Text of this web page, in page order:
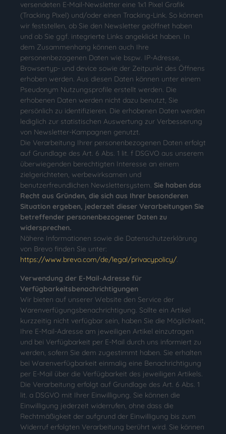
versendeten E-Mail-Newsletter eine 1x1 Pixel Grafik
(Tracking Pixel) und/oder einen Tracking-Link. So können
wir feststellen, ob Sie den Newsletter geöffnet haben
und ob Sie ggf. integrierte Links angeklickt haben. In
dem Zusammenhang können auch Ihre
personenbezogenen Daten wie bspw. IP-Adresse,
Browsertyp- und device sowie der Zeitpunkt des Öffnens
erhoben werden. Aus diesen Daten können unter einem
Pseudonym Nutzungsprofile erstellt werden. Die
erhobenen Daten werden nicht dazu benutzt, Sie
persönlich zu identifizieren. Die erhobenen Daten werden
lediglich zur statistischen Auswertung zur Verbesserung
von Newsletter-Kampagnen genutzt.
Die Verarbeitung Ihrer personenbezogenen Daten erfolgt
auf Grundlage des Art. 6 Abs. 1 lit. f DSGVO aus unserem
überwiegenden berechtigten Interesse an einem
zielgerichteten, werbewirksamen und
benutzerfreundlichen Newslettersystem. Sie haben das
Recht aus Gründen, die sich aus Ihrer besonderen
Situation ergeben, jederzeit dieser Verarbeitungen Sie
betreffender personenbezogener Daten zu
widersprechen.
Nähere Informationen sowie die Datenschutzerklärung
von Brevo finden Sie unter:
https://www.brevo.com/de/legal/privacypolicy/.
Verwendung der E-Mail-Adresse für
Verfügbarkeitsbenachrichtigungen
Wir bieten auf unserer Website den Service der
Warenverfügungsbenachrichtigung. Sollte ein Artikel
kurzzeitig nicht verfügbar sein, haben Sie die Möglichkeit,
Ihre E-Mail-Adresse am jeweiligen Artikel einzutragen
und bei Verfügbarkeit per E-Mail durch uns informiert zu
werden, sofern Sie dem zugestimmt haben. Sie erhalten
bei Warenverfügbarkeit einmalig eine Benachrichtigung
per E-Mail über die Verfügbarkeit des jeweiligen Artikels.
Die Verarbeitung erfolgt auf Grundlage des Art. 6 Abs. 1
lit. a DSGVO mit Ihrer Einwilligung. Sie können die
Einwilligung jederzeit widerrufen, ohne dass die
Rechtmäßigkeit der aufgrund der Einwilligung bis zum
Widerruf erfolgten Verarbeitung berührt wird. Sie können